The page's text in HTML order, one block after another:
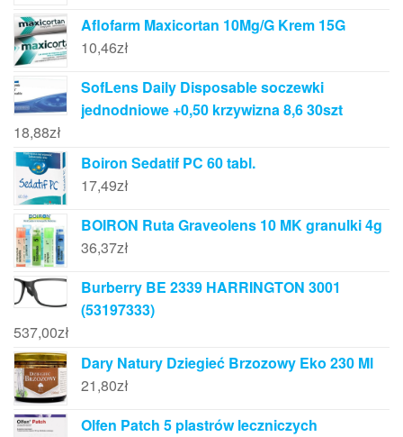
Aflofarm Maxicortan 10Mg/G Krem 15G
10,46zł
SofLens Daily Disposable soczewki
jednodniowe +0,50 krzywizna 8,6 30szt
18,88zł
Boiron Sedatif PC 60 tabl.
17,49zł
BOIRON Ruta Graveolens 10 MK granulki 4g
36,37zł
Burberry BE 2339 HARRINGTON 3001
(53197333)
537,00zł
Dary Natury Dziegieć Brzozowy Eko 230 Ml
21,80zł
Olfen Patch 5 plastrów leczniczych